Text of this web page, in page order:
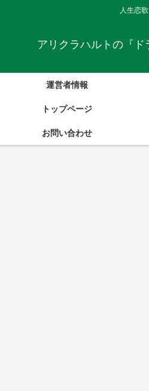
人生恋歌
アリクラハルトの『ド
運営者情報
トップページ
お問い合わせ